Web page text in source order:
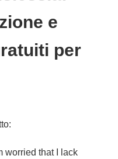
e
per
worried that I lack